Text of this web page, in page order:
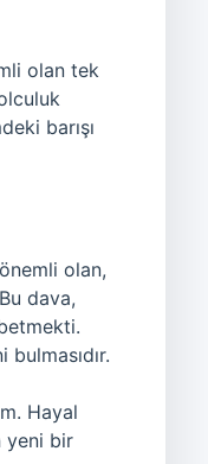
olan tek
barışı
olan,
dava,
Hayal
yeni bir